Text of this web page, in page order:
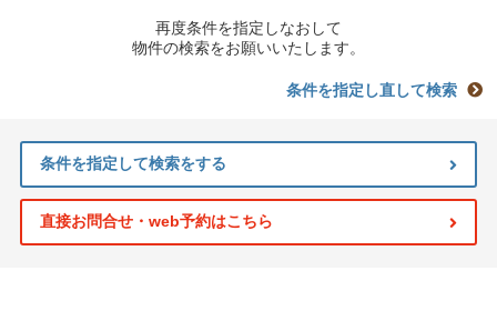
再度条件を指定しなおして
物件の検索をお願いいたします。
条件を指定し直して検索
条件を指定して検索をする
直接お問合せ・web予約はこちら